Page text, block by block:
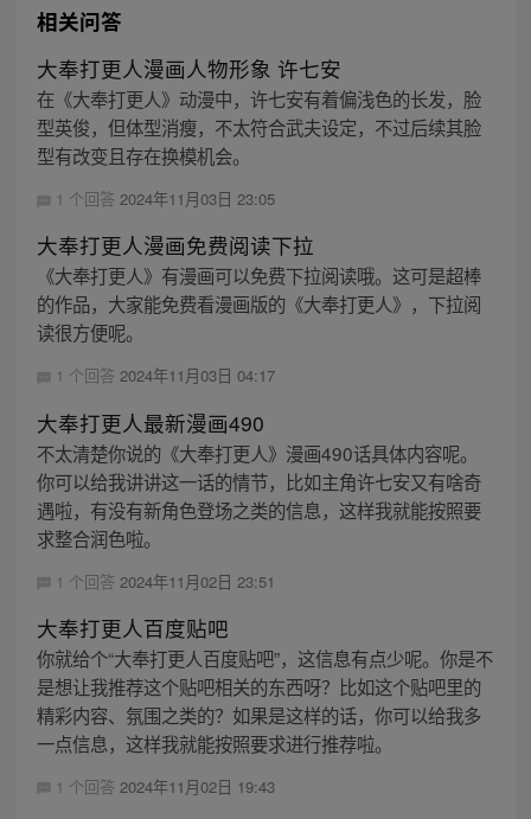
相关问答
大奉打更人漫画人物形象 许七安
在《大奉打更人》动漫中，许七安有着偏浅色的长发，脸
型英俊，但体型消瘦，不太符合武夫设定，不过后续其脸
型有改变且存在换模机会。
1 个回答 2024年11月03日 23:05
大奉打更人漫画免费阅读下拉
《大奉打更人》有漫画可以免费下拉阅读哦。这可是超棒
的作品，大家能免费看漫画版的《大奉打更人》，下拉阅
读很方便呢。
1 个回答 2024年11月03日 04:17
大奉打更人最新漫画490
不太清楚你说的《大奉打更人》漫画490话具体内容呢。
你可以给我讲讲这一话的情节，比如主角许七安又有啥奇
遇啦，有没有新角色登场之类的信息，这样我就能按照要
求整合润色啦。
1 个回答 2024年11月02日 23:51
大奉打更人百度贴吧
你就给个“大奉打更人百度贴吧”，这信息有点少呢。你是不
是想让我推荐这个贴吧相关的东西呀？比如这个贴吧里的
精彩内容、氛围之类的？如果是这样的话，你可以给我多
一点信息，这样我就能按照要求进行推荐啦。
1 个回答 2024年11月02日 19:43